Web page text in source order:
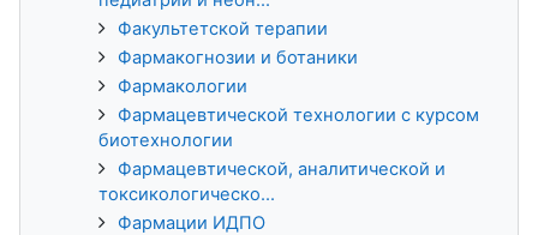
Факультетской терапии
Фармакогнозии и ботаники
Фармакологии
Фармацевтической технологии с курсом
биотехнологии
Фармацевтической, аналитической и
токсикологическо...
Фармации ИДПО